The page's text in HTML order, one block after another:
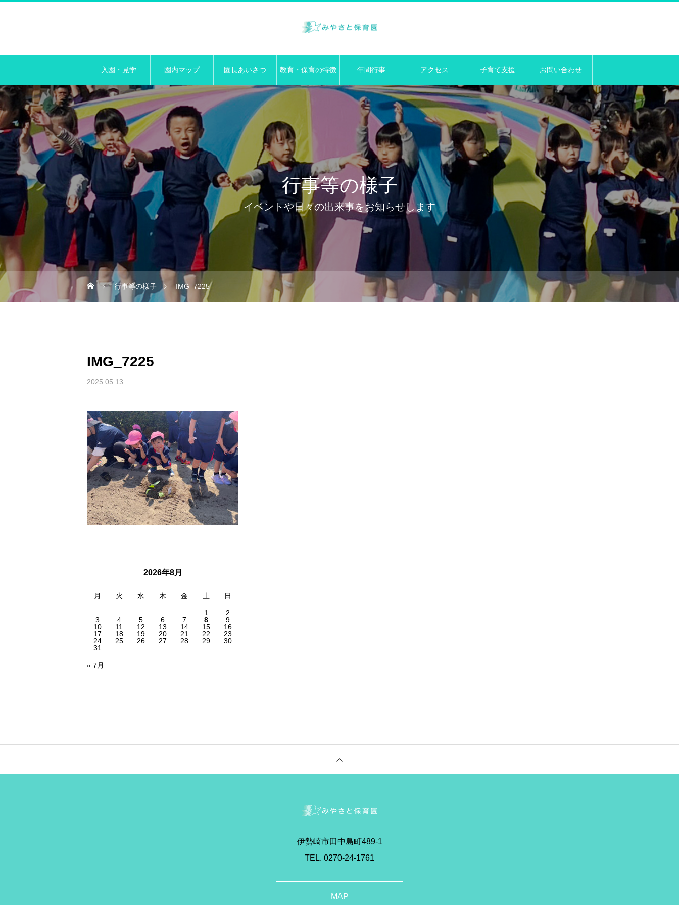
入園・見学 園内マップ 園長あいさつ 教育・保育の特徴 年間行事 アクセス 子育て支援 お問い合わせ
行事等の様子
イベントや日々の出来事をお知らせします
行事等の様子 IMG_7225
IMG_7225
2025.05.13
2026年8月
月 火 水 木 金 土 日
1
2
3
4 5 6 7 8
9
10
11 12 13 14 15
16
17
18 19 20 21 22
23
24
25 26 27 28 29
30
31
« 7月
伊勢崎市田中島町489-1
TEL. 0270-24-1761
MAP